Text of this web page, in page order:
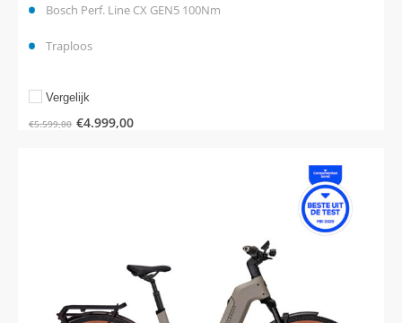
Bosch Perf. Line CX GEN5 100Nm
Traploos
€5.599,00 €4.999,00
Vergelijk